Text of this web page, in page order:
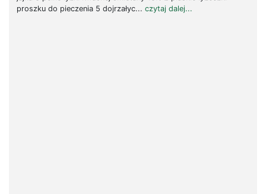
proszku do pieczenia 5 dojrzałyc... czytaj dalej...